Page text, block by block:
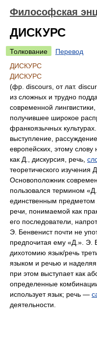
Философская
ДИСКУРС
Толкование
Перевод
ДИСКУРС
ДИСКУРС
(фр. discours, от лат.
из сложных и трудно
современной
получившее широкое
франкоязычных
выступление,
европейских, этому слову
как Д., дискурсия, речь,
теоретического изучения
Основоположник
пользовался термином
единственным предметом
речи, понимаемой как
его последователи,
Э. Бенвенист почти не
предпочитая ему «Д.». Э.
дихотомию язык/речь
языком и речью и
при этом выступает как
определенные
использует язык; речь —
деятельности.